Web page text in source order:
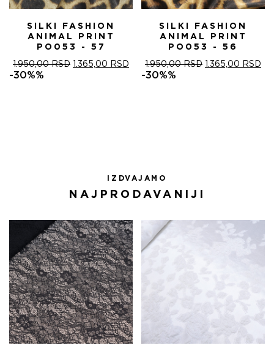
SILKI FASHION
ANIMAL PRINT
PO053 - 57
1.950,00RSD ОРИГИНАЛНА
1.365,00 RSD ТРЕНУТНА
ЦЕНА
-30%%
SILKI FASHION
ANIMAL PRINT
PO053 - 56
1.950,00RSD ОРИГИНАЛНА
1.365,00 RSD
-30%%
IZDVAJAMO
NAJPRODAVANIJI